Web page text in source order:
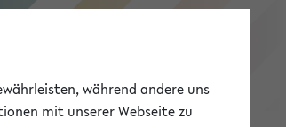
eKVV
während andere uns
mit unserer Webseite zu